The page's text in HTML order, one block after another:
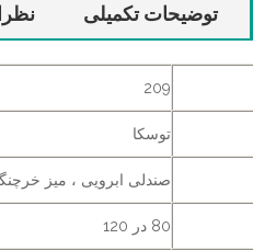
توضیحات تکمیلی
209
توسکا
صندلی ابرویی ، میز
80 در 120